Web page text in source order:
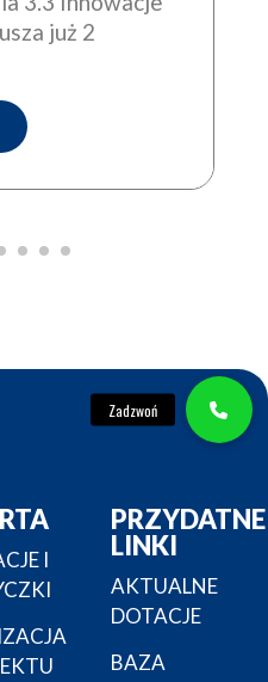
już 2
I
PRZYDATNE
LINKI
AKTUALNE
DOTACJE
BAZA